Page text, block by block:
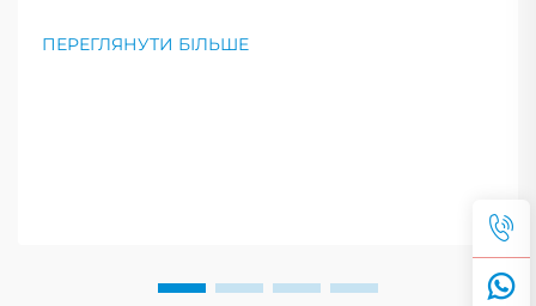
використання. Отримайте рекомендації
ПЕРЕГЛЯНУТИ БІЛЬШЕ